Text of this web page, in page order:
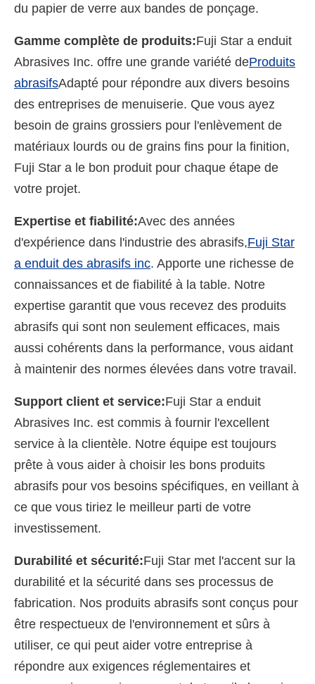
du papier de verre aux bandes de ponçage.
Gamme complète de produits:Fuji Star a enduit
Abrasives Inc. offre une grande variété deProduits
abrasifsAdapté pour répondre aux divers besoins
des entreprises de menuiserie. Que vous ayez
besoin de grains grossiers pour l'enlèvement de
matériaux lourds ou de grains fins pour la finition,
Fuji Star a le bon produit pour chaque étape de
votre projet.
Expertise et fiabilité:Avec des années
d'expérience dans l'industrie des abrasifs,Fuji Star
a enduit des abrasifs inc. Apporte une richesse de
connaissances et de fiabilité à la table. Notre
expertise garantit que vous recevez des produits
abrasifs qui sont non seulement efficaces, mais
aussi cohérents dans la performance, vous aidant
à maintenir des normes élevées dans votre travail.
Support client et service:Fuji Star a enduit
Abrasives Inc. est commis à fournir l'excellent
service à la clientèle. Notre équipe est toujours
prête à vous aider à choisir les bons produits
abrasifs pour vos besoins spécifiques, en veillant à
ce que vous tiriez le meilleur parti de votre
investissement.
Durabilité et sécurité:Fuji Star met l'accent sur la
durabilité et la sécurité dans ses processus de
fabrication. Nos produits abrasifs sont conçus pour
être respectueux de l'environnement et sûrs à
utiliser, ce qui peut aider votre entreprise à
répondre aux exigences réglementaires et